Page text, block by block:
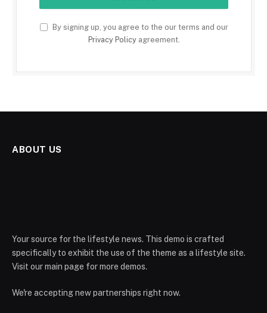
By signing up, you agree to the our terms and our
Privacy Policyagreement.
ABOUT US
Your source for the lifestyle news. This demo is crafted
specifically to exhibit the use of the theme as a lifestyle site.
Visit our main page for more demos.
We're accepting new partnerships right now.